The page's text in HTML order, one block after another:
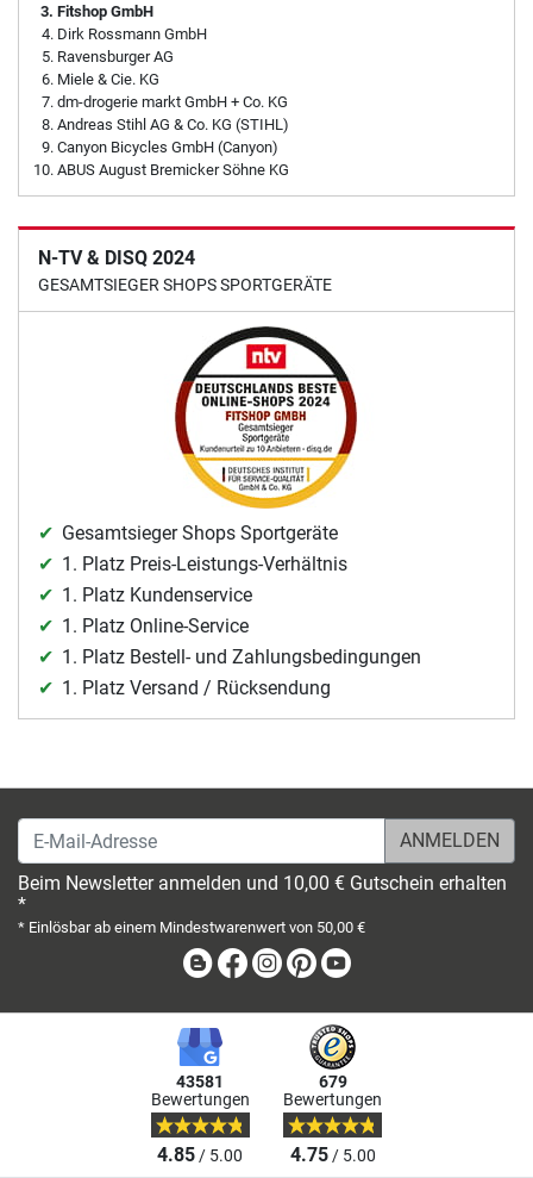
Fitshop GmbH
Dirk Rossmann GmbH
Ravensburger AG
Miele & Cie. KG
dm-drogerie markt GmbH + Co. KG
Andreas Stihl AG & Co. KG (STIHL)
Canyon Bicycles GmbH (Canyon)
ABUS August Bremicker Söhne KG
N-TV & DISQ 2024
GESAMTSIEGER SHOPS SPORTGERÄTE
Gesamtsieger Shops Sportgeräte
1. Platz Preis-Leistungs-Verhältnis
1. Platz Kundenservice
1. Platz Online-Service
1. Platz Bestell- und Zahlungsbedingungen
1. Platz Versand / Rücksendung
E-Mail-Adresse
Beim Newsletter anmelden und 10,00 € Gutschein erhalten
*
* Einlösbar ab einem Mindestwarenwert von 50,00 €
BlogFacebook
Instagram
Pinterest
43581
Bewertungen
4.85/ 5.00
679
Bewertungen
4.75/ 5.00